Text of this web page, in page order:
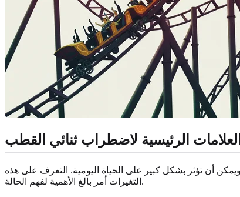
الرئيسية لاضطراب ثنائي القطب
أن تؤثر بشكل كبير على الحياة اليومية. التعرف على هذه
التغيرات أمر بالغ الأهمية لفهم الحالة.